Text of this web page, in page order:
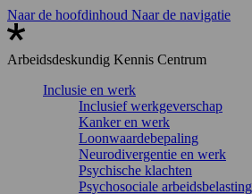
Naar de hoofdinhoud Naar de navigatie
Arbeidsdeskundig Kennis Centrum
Inclusie en werk
Inclusief werkgeverschap
Kanker en werk
Loonwaardebepaling
Neurodivergentie en werk
Psychische klachten
Psychosociale arbeidsbelasting